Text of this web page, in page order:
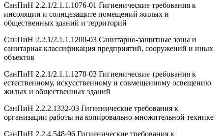
СанПиН 2.2.1/2.1.1.1076-01 Гигиенические требования к
инсоляции и солнцезащите помещений жилых и
общественных зданий и территорий
СанПиН 2.2.1/2.1.1.1200-03 Санитарно-защитные зоны и
санитарная классификация предприятий, сооружений и иных
объектов
СанПиН 2.2.1/2.1.1.1278-03 Гигиенические требования к
естественному, искусственному и совмещенному освещению
жилых и общественных зданий
СанПиН 2.2.2.1332-03 Гигиенические требования к
организации работы на копировально-множительной технике
СанПиН 2.2.4.548-96 Гигиенические требования к